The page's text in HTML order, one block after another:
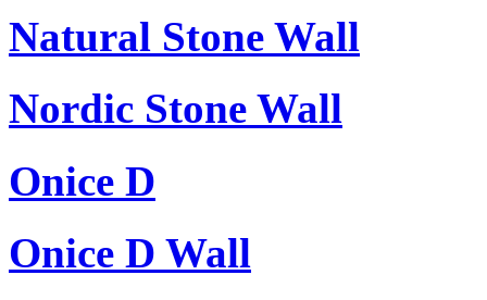
Natural Stone Wall
Nordic Stone Wall
Onice D
Onice D Wall